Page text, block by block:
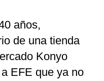
años,
de una tienda
Konyo
EFE que ya no